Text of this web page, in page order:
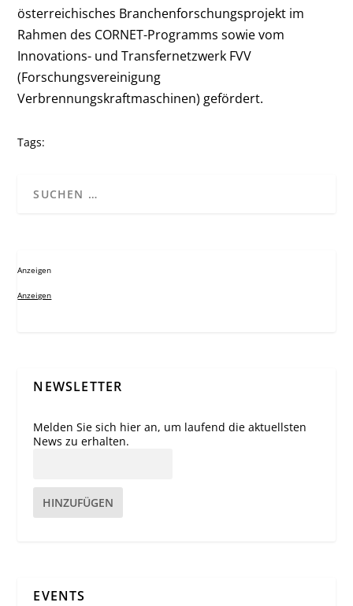
österreichisches Branchenforschungsprojekt im
Rahmen des CORNET-Programms sowie vom
Innovations- und Transfernetzwerk FVV
(Forschungsvereinigung
Verbrennungskraftmaschinen) gefördert.
Tags:
Anzeigen
Anzeigen
NEWSLETTER
Melden Sie sich hier an, um laufend die aktuellsten
News zu erhalten.
HINZUFÜGEN
EVENTS